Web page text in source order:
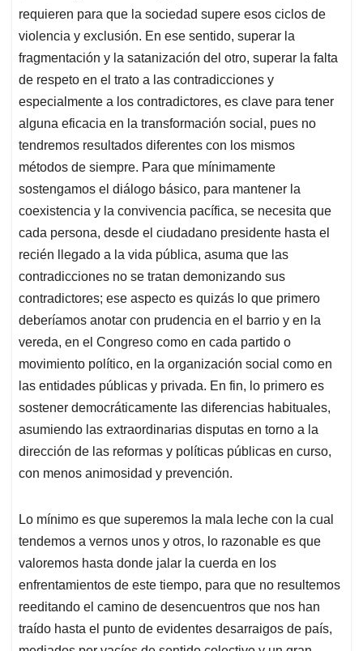
requieren para que la sociedad supere esos ciclos de
violencia y exclusión. En ese sentido, superar la
fragmentación y la satanización del otro, superar la falta
de respeto en el trato a las contradicciones y
especialmente a los contradictores, es clave para tener
alguna eficacia en la transformación social, pues no
tendremos resultados diferentes con los mismos
métodos de siempre. Para que mínimamente
sostengamos el diálogo básico, para mantener la
coexistencia y la convivencia pacífica, se necesita que
cada persona, desde el ciudadano presidente hasta el
recién llegado a la vida pública, asuma que las
contradicciones no se tratan demonizando sus
contradictores; ese aspecto es quizás lo que primero
deberíamos anotar con prudencia en el barrio y en la
vereda, en el Congreso como en cada partido o
movimiento político, en la organización social como en
las entidades públicas y privada. En fin, lo primero es
sostener democráticamente las diferencias habituales,
asumiendo las extraordinarias disputas en torno a la
dirección de las reformas y políticas públicas en curso,
con menos animosidad y prevención.
Lo mínimo es que superemos la mala leche con la cual
tendemos a vernos unos y otros, lo razonable es que
valoremos hasta donde jalar la cuerda en los
enfrentamientos de este tiempo, para que no resultemos
reeditando el camino de desencuentros que nos han
traído hasta el punto de evidentes desarraigos de país,